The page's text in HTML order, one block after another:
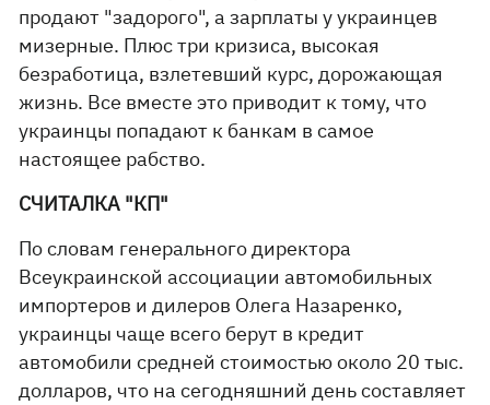
продают "задорого", а зарплаты у украинцев
мизерные. Плюс три кризиса, высокая
безработица, взлетевший курс, дорожающая
жизнь. Все вместе это приводит к тому, что
украинцы попадают к банкам в самое
настоящее рабство.
СЧИТАЛКА "КП"
По словам генерального директора
Всеукраинской ассоциации автомобильных
импортеров и дилеров Олега Назаренко,
украинцы чаще всего берут в кредит
автомобили средней стоимостью около 20 тыс.
долларов, что на сегодняшний день составляет